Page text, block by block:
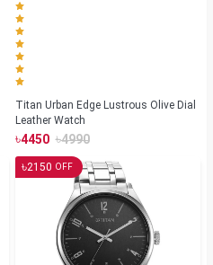
Titan Urban Edge Lustrous Olive Dial
Leather Watch
৳4450 ৳4990
৳2150 OFF